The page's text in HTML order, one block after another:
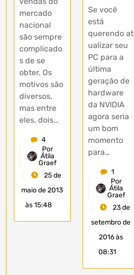
mercado
nacional
são sempre
complicado
s de se
obter. Os
motivos são
diversos,
mas entre
eles, dois…
4
Por
Átila
Graef
25 de
maio de 2013
às 15:48
Se você
está
querendo at
ualizar seu
PC para a
última
geração de
hardware
da NVIDIA
agora seria
um bom
momento
para…
1
Por
Átila
Graef
23 de
setembro de
2016 às
08:31